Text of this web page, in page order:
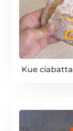
Kue ciabatta